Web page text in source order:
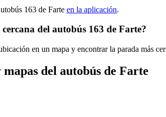
163 de Farte en la aplicación.
del autobús 163 de Farte?
en un mapa y encontrar la parada más
del autobús de Farte